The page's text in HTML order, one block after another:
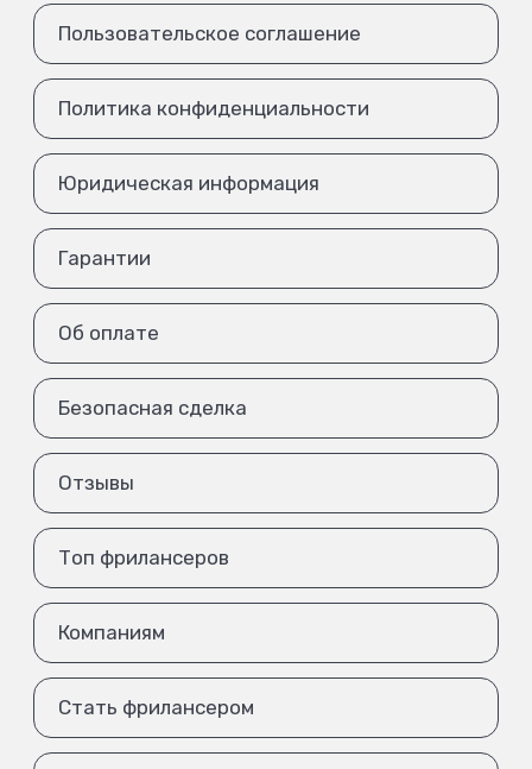
Пользовательское соглашение
Политика конфиденциальности
Юридическая информация
Гарантии
Об оплате
Безопасная сделка
Отзывы
Топ фрилансеров
Компаниям
Стать фрилансером